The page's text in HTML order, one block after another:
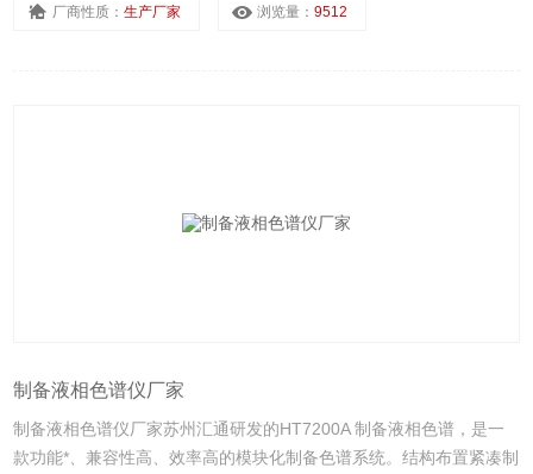
厂商性质：生产厂家 浏览量：9512
制备液相色谱仪厂家
制备液相色谱仪厂家苏州汇通研发的HT7200A 制备液相色谱，是一
款功能*、兼容性高、效率高的模块化制备色谱系统。结构布置紧凑制